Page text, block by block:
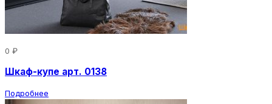
0 ₽
Шкаф-купе арт. 0138
Подробнее